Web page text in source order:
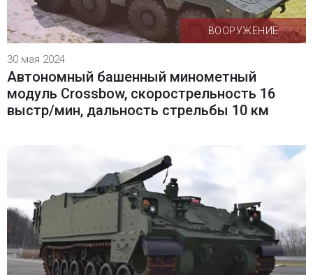
ВООРУЖЕНИЕ
30 мая 2024
Автономный башенный минометный
модуль Crossbow, скорострельность 16
выстр/мин, дальность стрельбы 10 км